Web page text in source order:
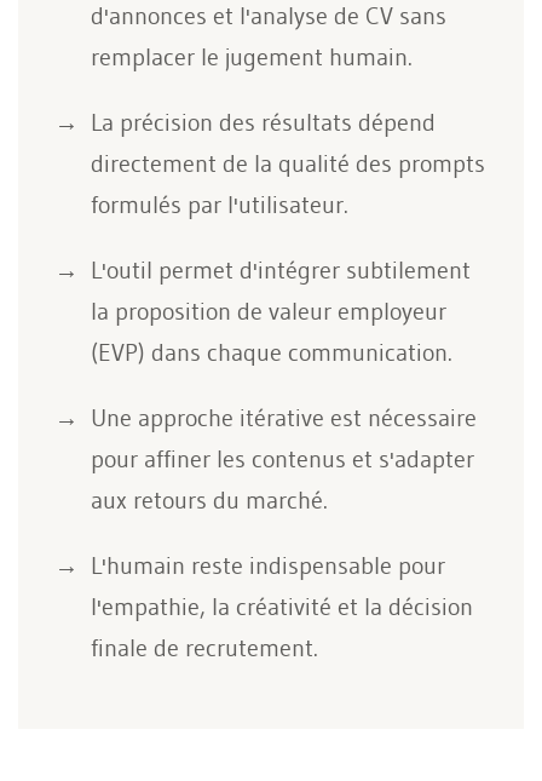
d'annonces et l'analyse de CV sans
remplacer le jugement humain.
La précision des résultats dépend
directement de la qualité des prompts
formulés par l'utilisateur.
L'outil permet d'intégrer subtilement
la proposition de valeur employeur
(EVP) dans chaque communication.
Une approche itérative est nécessaire
pour affiner les contenus et s'adapter
aux retours du marché.
L'humain reste indispensable pour
l'empathie, la créativité et la décision
finale de recrutement.